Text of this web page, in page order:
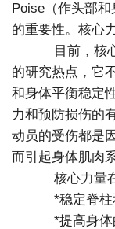
Poise（作头部
的重要性。核心
目前，核
的研究热点，它
和身体平衡稳定
力和预防损伤的
动员的受伤都是
而引起身体肌肉
核心力量
*稳定脊柱
*提高身体